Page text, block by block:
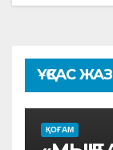
ҰҚСАС
ҚОҒАМ